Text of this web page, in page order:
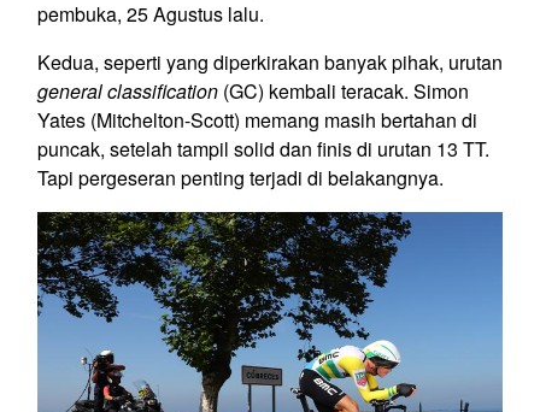
pembuka, 25 Agustus lalu.
Kedua, seperti yang diperkirakan banyak pihak, urutan
generalclassification (GC) kembali teracak. Simon
Yates (Mitchelton-Scott) memang masih bertahan di
puncak, setelah tampil solid dan finis di urutan 13 TT.
Tapi pergeseran penting terjadi di belakangnya.